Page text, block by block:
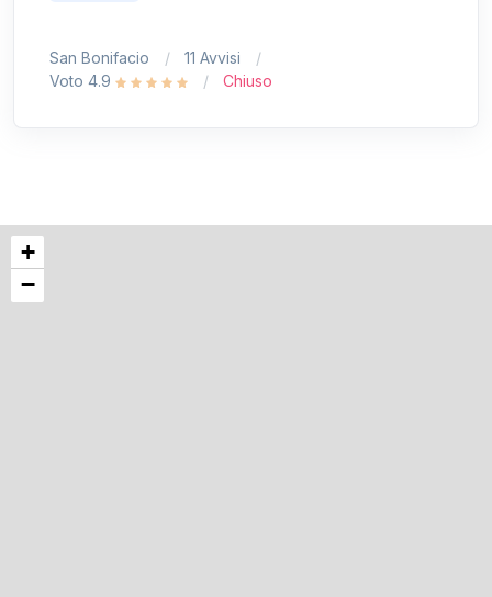
San Bonifacio
11 Avvisi
Voto 4.9
Chiuso
+
−